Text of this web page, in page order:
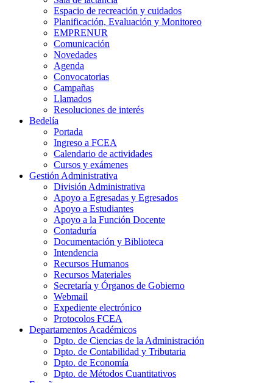
Espacio de recreación y cuidados
Planificación, Evaluación y Monitoreo
EMPRENUR
Comunicación
Novedades
Agenda
Convocatorias
Campañas
Llamados
Resoluciones de interés
Bedelía
Portada
Ingreso a FCEA
Calendario de actividades
Cursos y exámenes
Gestión Administrativa
División Administrativa
Apoyo a Egresadas y Egresados
Apoyo a Estudiantes
Apoyo a la Función Docente
Contaduría
Documentación y Biblioteca
Intendencia
Recursos Humanos
Recursos Materiales
Secretaría y Órganos de Gobierno
Webmail
Expediente electrónico
Protocolos FCEA
Departamentos Académicos
Dpto. de Ciencias de la Administración
Dpto. de Contabilidad y Tributaria
Dpto. de Economía
Dpto. de Métodos Cuantitativos